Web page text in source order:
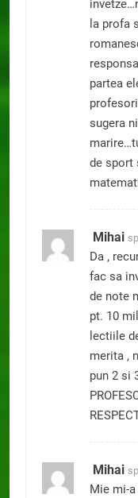
la profa
partea
sugera
de sport
Mihai
Da ,
fac sa
de note
pt. 10
lectiile
merita ,
pun 2 si
Mihai
Mie mi-